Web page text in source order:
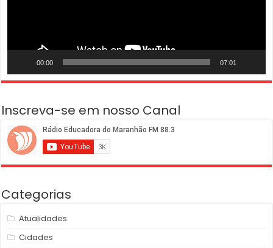
00:00 07:01
Inscreva-se em nosso Canal
Categorias
Atualidades
Cidades